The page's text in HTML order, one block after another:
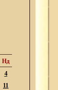
Нд
4
11